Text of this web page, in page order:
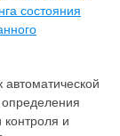
состояния
контроля и